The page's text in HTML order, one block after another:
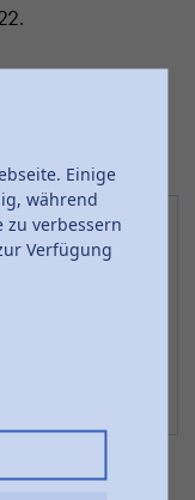
Einige
während
zu verbessern
Verfügung